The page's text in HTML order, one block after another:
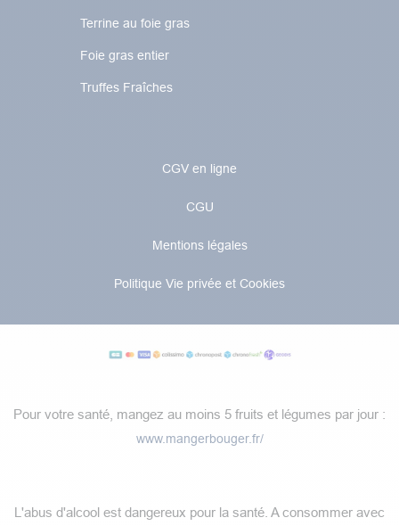
Terrine au foie gras
Foie gras entier
Truffes Fraîches
CGV en ligne
CGU
Mentions légales
Politique Vie privée et Cookies
Pour votre santé, mangez au moins 5 fruits et légumes par jour :
www.mangerbouger.fr/
​L'abus d'alcool est dangereux pour la santé. A consommer avec